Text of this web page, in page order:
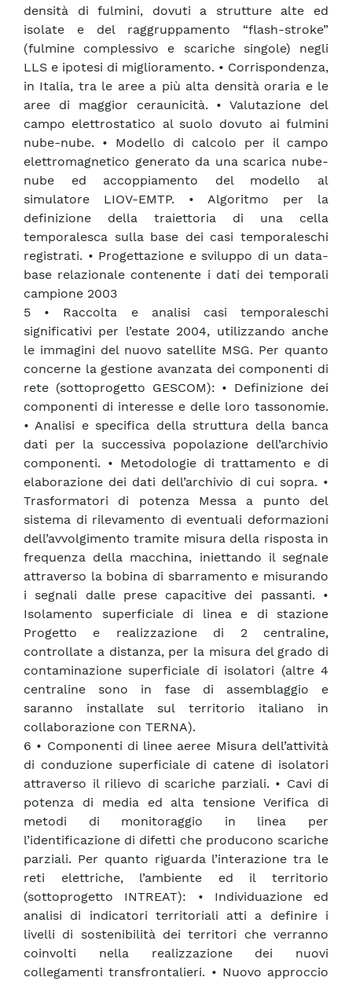
densità di fulmini, dovuti a strutture alte ed
isolate e del raggruppamento “flash-stroke”
(fulmine complessivo e scariche singole) negli
LLS e ipotesi di miglioramento. • Corrispondenza,
in Italia, tra le aree a più alta densità oraria e le
aree di maggior ceraunicità. • Valutazione del
campo elettrostatico al suolo dovuto ai fulmini
nube-nube. • Modello di calcolo per il campo
elettromagnetico generato da una scarica nube-
nube ed accoppiamento del modello al
simulatore LIOV-EMTP. • Algoritmo per la
definizione della traiettoria di una cella
temporalesca sulla base dei casi temporaleschi
registrati. • Progettazione e sviluppo di un data-
base relazionale contenente i dati dei temporali
campione 2003
5 • Raccolta e analisi casi temporaleschi
significativi per l’estate 2004, utilizzando anche
le immagini del nuovo satellite MSG. Per quanto
concerne la gestione avanzata dei componenti di
rete (sottoprogetto GESCOM): • Definizione dei
componenti di interesse e delle loro tassonomie.
• Analisi e specifica della struttura della banca
dati per la successiva popolazione dell’archivio
componenti. • Metodologie di trattamento e di
elaborazione dei dati dell’archivio di cui sopra. •
Trasformatori di potenza Messa a punto del
sistema di rilevamento di eventuali deformazioni
dell’avvolgimento tramite misura della risposta in
frequenza della macchina, iniettando il segnale
attraverso la bobina di sbarramento e misurando
i segnali dalle prese capacitive dei passanti. •
Isolamento superficiale di linea e di stazione
Progetto e realizzazione di 2 centraline,
controllate a distanza, per la misura del grado di
contaminazione superficiale di isolatori (altre 4
centraline sono in fase di assemblaggio e
saranno installate sul territorio italiano in
collaborazione con TERNA).
6 • Componenti di linee aeree Misura dell’attività
di conduzione superficiale di catene di isolatori
attraverso il rilievo di scariche parziali. • Cavi di
potenza di media ed alta tensione Verifica di
metodi di monitoraggio in linea per
l’identificazione di difetti che producono scariche
parziali. Per quanto riguarda l’interazione tra le
reti elettriche, l’ambiente ed il territorio
(sottoprogetto INTREAT): • Individuazione ed
analisi di indicatori territoriali atti a definire i
livelli di sostenibilità dei territori che verranno
coinvolti nella realizzazione dei nuovi
collegamenti transfrontalieri. • Nuovo approccio